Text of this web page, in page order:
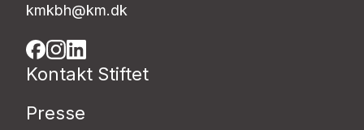
kmkbh@km.dk
Kontakt Stiftet
Presse